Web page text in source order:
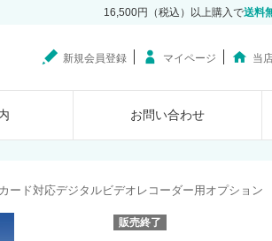
16,500円（税込）以上購入で送料
新規会員登録 マイページ 当
お問い合わせ
ード対応デジタルビデオレコーダー用オプション
販売終了